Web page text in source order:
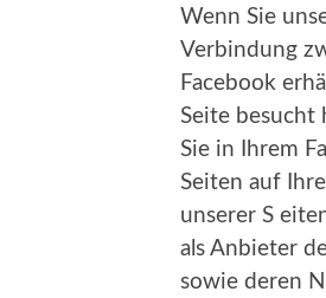
Wenn Sie
Verbindung
Facebook
Seite besucht
Sie in Ihrem
Seiten auf
unserer S
als Anbieter
sowie deren